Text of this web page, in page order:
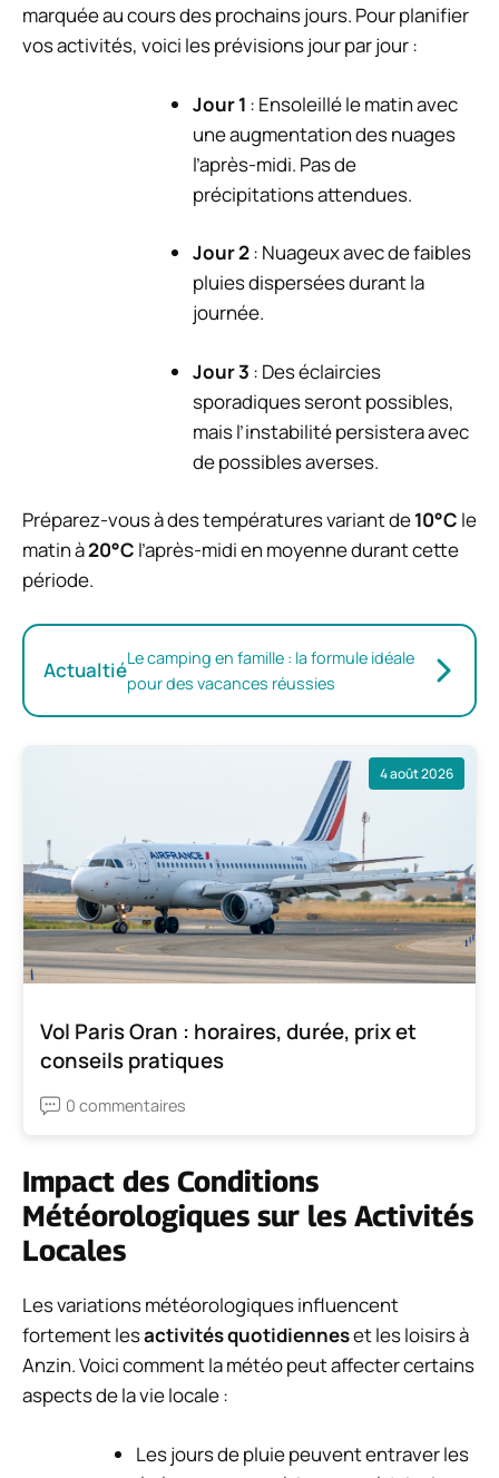
marquée au cours des prochains jours. Pour planifier
vos activités, voici les prévisions jour par jour :
Jour 1 : Ensoleillé le matin avec
une augmentation des nuages ​​
l’après-midi. Pas de
précipitations attendues.
Jour 2: Nuageux avec de faibles
pluies dispersées durant la
journée.
Jour 3 : Des éclaircies
sporadiques seront possibles,
mais l’instabilité persistera avec
de possibles averses.
Préparez-vous à des températures variant de10°C le
matin à20°C l’après-midi en moyenne durant cette
période.
ActualtiéLe camping en famille : la formule idéale
pour des vacances réussies
4 août 2026
Vol Paris Oran : horaires, durée, prix et
conseils pratiques
0 commentaires
Impact des Conditions
Météorologiques sur les Activités
Locales
Les variations météorologiques influencent
fortement lesactivités quotidienneset les loisirs à
Anzin. Voici comment la météo peut affecter certains
aspects de la vie locale :
Les jours de pluie peuvent entraver les